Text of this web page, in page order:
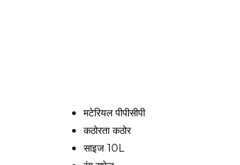
मटेरियल पीपीसीपी
कठोरता कठोर
साइज 10L